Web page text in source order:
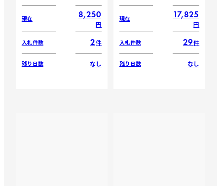
現在 8,250
円
入札件数 2件
残り日数 なし
現在 17,825
円
入札件数 29件
残り日数 なし